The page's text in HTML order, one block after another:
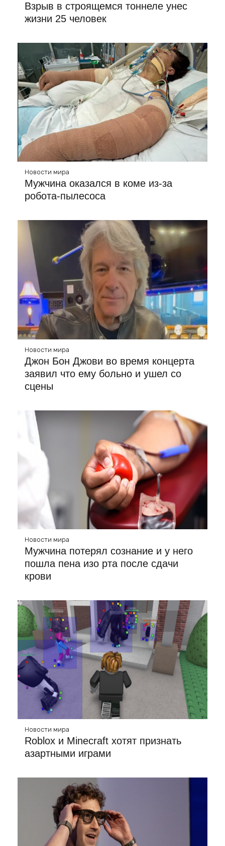
Взрыв в строящемся тоннеле унес
жизни 25 человек
Новости мира
Мужчина оказался в коме из-за
робота-пылесоса
Новости мира
Джон Бон Джови во время концерта
заявил что ему больно и ушел со
сцены
Новости мира
Мужчина потерял сознание и у него
пошла пена изо рта после сдачи
крови
Новости мира
Roblox и Minecraft хотят признать
азартными играми